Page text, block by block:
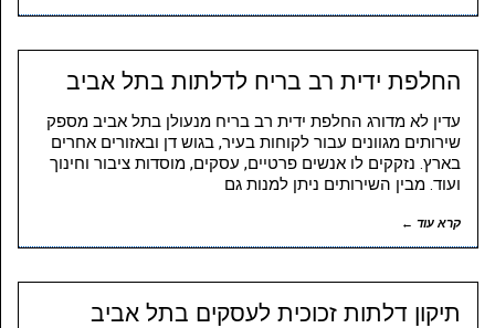
החלפת ידית רב בריח לדלתות בתל אביב
עדין לא מדורג החלפת ידית רב בריח מנעולן בתל אביב מספק
שירותים מגוונים עבור לקוחות בעיר, בגוש דן ובאזורים אחרים
בארץ. נזקקים לו אנשים פרטיים, עסקים, מוסדות ציבור וחינוך
ועוד. מבין השירותים ניתן למנות גם
קרא עוד ←
תיקון דלתות זכוכית לעסקים בתל אביב